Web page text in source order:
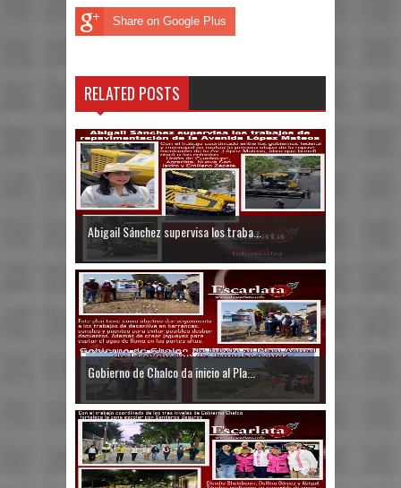
Share on Google Plus
RELATED POSTS
Abigail Sánchez supervisa los traba...
Gobierno de Chalco da inicio al Pla...